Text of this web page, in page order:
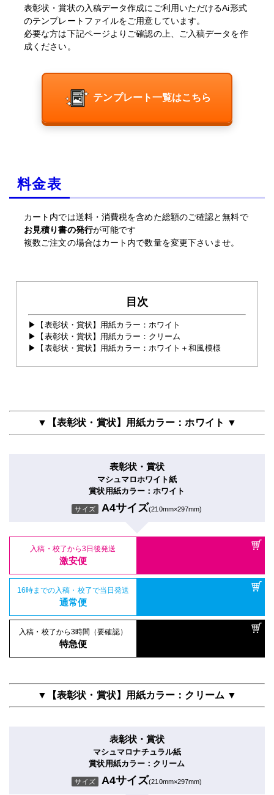
表彰状・賞状の入稿データ作成にご利用いただけるAi形式
のテンプレートファイルをご用意しています。
必要な方は下記ページよりご確認の上、ご入稿データを作
成ください。
テンプレート一覧はこちら
料金表
カート内では送料・消費税を含めた総額のご確認と無料で
お見積り書の発行が可能です
複数ご注文の場合はカート内で数量を変更下さいませ。
目次
【表彰状・賞状】用紙カラー：ホワイト
【表彰状・賞状】用紙カラー：クリーム
【表彰状・賞状】用紙カラー：ホワイト＋和風模様
▼【表彰状・賞状】用紙カラー：ホワイト ▼
表彰状・賞状
マシュマロホワイト紙
賞状用紙カラー：ホワイト
サイズ A4サイズ(210mm×297mm)
入稿・校了から3日後発送
激安便
16時までの入稿・校了で当日発送
通常便
入稿・校了から3時間（要確認）
特急便
▼【表彰状・賞状】用紙カラー：クリーム ▼
表彰状・賞状
マシュマロナチュラル紙
賞状用紙カラー：クリーム
サイズ A4サイズ(210mm×297mm)